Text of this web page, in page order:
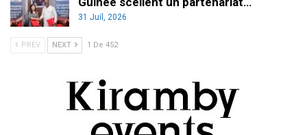
31 Juil, 2026
PREV NEXT 1 De 452